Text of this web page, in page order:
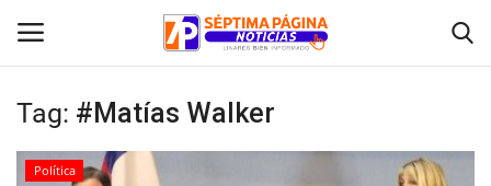
Inicio
Tag: #Matías Walker
Política